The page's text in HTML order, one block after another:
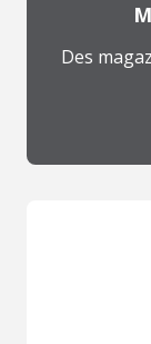
Des